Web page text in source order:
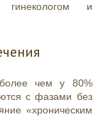
и
более чем у 80%
с фазами без
«хроническим